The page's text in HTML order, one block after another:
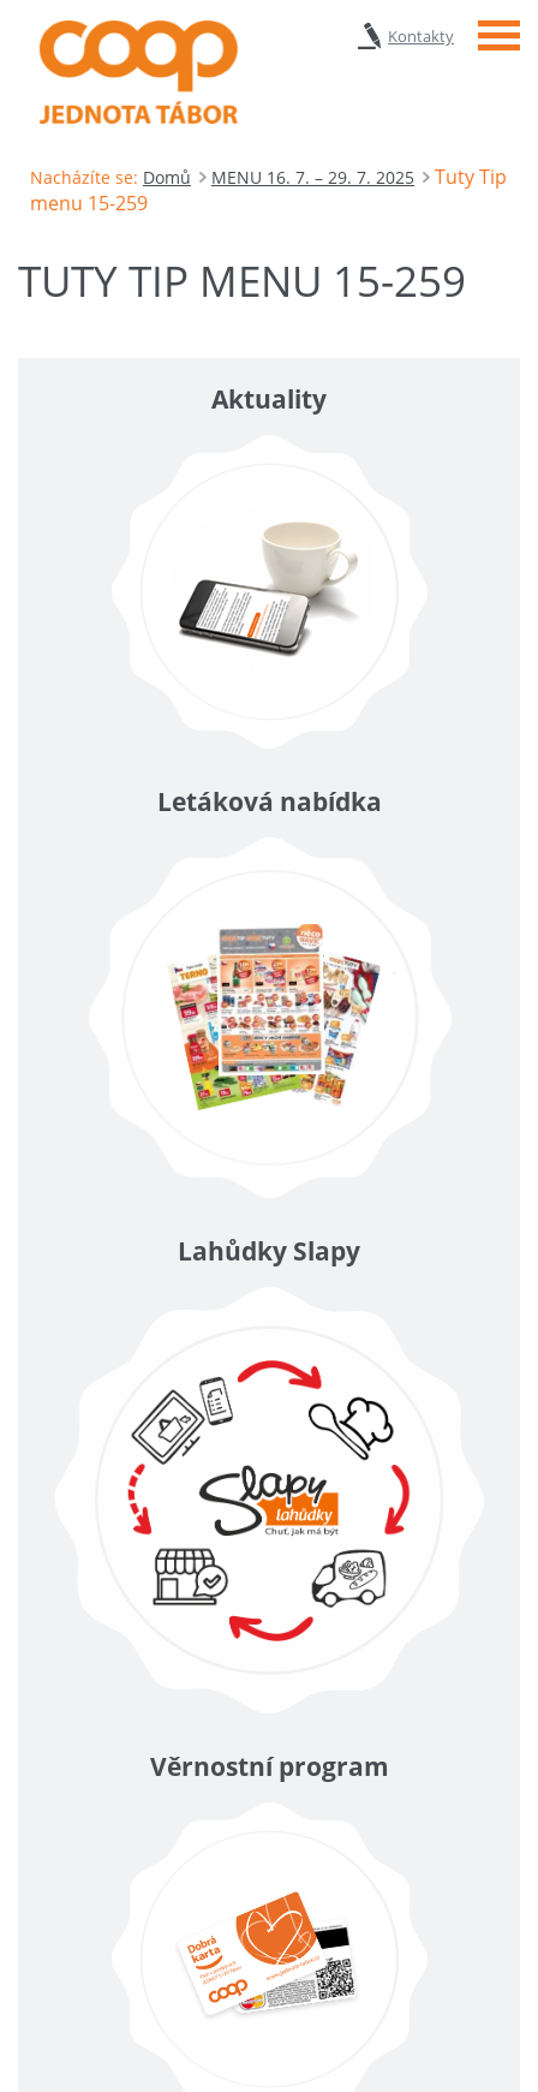
Kontakty Menu
Nacházíte se: Domů MENU 16. 7. – 29. 7. 2025
Tuty Tip
menu 15-259
TUTY TIP MENU 15-259
Aktuality
Letáková nabídka
Lahůdky Slapy
Věrnostní program